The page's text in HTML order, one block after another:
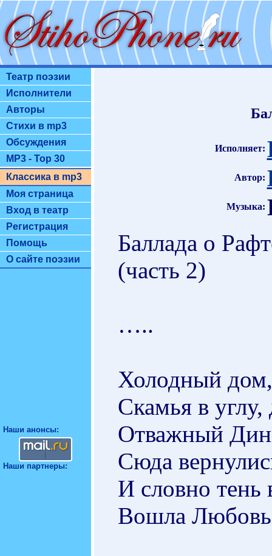
Театр поэзии
Исполнители
Авторы
Стихи в mp3
Обсуждения
MP3 - Top 30
Классика в mp3
Моя страница
Вход в театр
Регистрация
Помощь
О сайте поэзии
Наши анонсы:
Наши партнеры:
Исполняет:
Автор:
Музыка:
Баллада о
(часть 2)
…..
Холодный дом,
Скамья в углу,
Отважный
Сюда
И словно тень
Вошла Любовь